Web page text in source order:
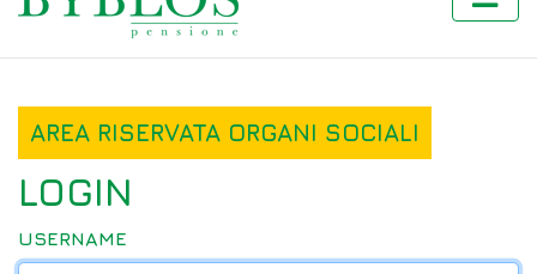
AREA RISERVATA ORGANI SOCIALI
LOGIN
USERNAME